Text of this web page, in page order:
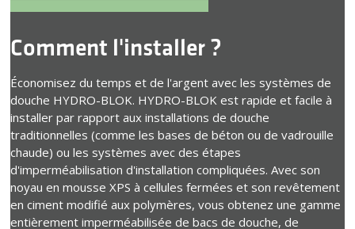
Comment l'installer ?
Économisez du temps et de l'argent avec les systèmes de
douche HYDRO-BLOK. HYDRO-BLOK est rapide et facile à
installer par rapport aux installations de douche
traditionnelles (comme les bases de béton ou de vadrouille
chaude) ou les systèmes avec des étapes
d'imperméabilisation d'installation compliquées. Avec son
noyau en mousse XPS à cellules fermées et son revêtement
en ciment modifié aux polymères, vous obtenez une gamme
entièrement imperméabilisée de bacs de douche, de